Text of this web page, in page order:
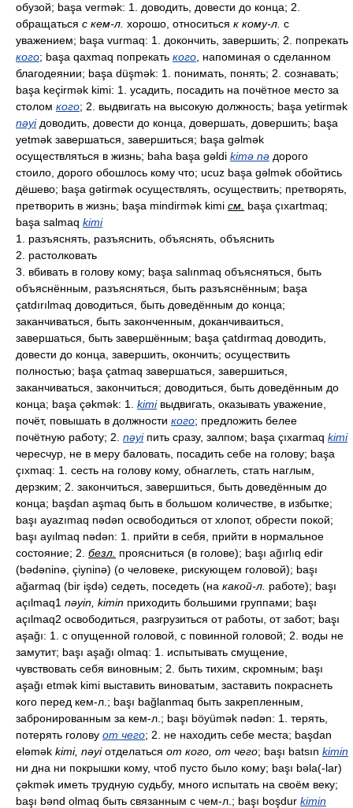
обузой; başa vermək: 1. доводить, довести до конца; 2.
обращаться с кем-л. хорошо, относиться к кому-л. с
уважением; başa vurmaq: 1. докончить, завершить; 2. попрекать
кого; başa qaxmaq попрекать кого , напоминая о сделанном
благодеянии; başa düşmək: 1. понимать, понять; 2. сознавать;
başa keçirmək kimi: 1. усадить, посадить на почётное место за
столом кого; 2. выдвигать на высокую должность; başa yetirmək
nəyiдоводить, довести до конца, довершать, довершить; başa
yetmək завершаться, завершиться; başa gəlmək
осуществляться в жизнь; baha başa gəldi kimə nə дорого
стоило, дорого обошлось кому что; ucuz başa gəlmək обойтись
дёшево; başa gətirmək осуществлять, осуществить; претворять,
претворить в жизнь; başa mindirmək kimi см. başa çıxartmaq;
başa salmaq kimi
1. разъяснять, разъяснить, объяснять, объяснить
2. растолковать
3. вбивать в голову кому; başa salınmaq объясняться, быть
объяснённым, разъясняться, быть разъяснённым; başa
çatdırılmaq доводиться, быть доведённым до конца;
заканчиваться, быть законченным, доканчиваиться,
завершаться, быть завершённым; başa çatdırmaq доводить,
довести до конца, завершить, окончить; осуществить
полностью; başa çatmaq завершаться, завершиться,
заканчиваться, закончиться; доводиться, быть доведённым до
конца; başa çəkmək: 1. kimiвыдвигать, оказывать уважение,
почёт, повышать в должности кого; предложить белее
почётную работу; 2. nəyiпить сразу, залпом; başa çıxarmaq kimi
чересчур, не в меру баловать, посадить себе на голову; başa
çıxmaq: 1. сесть на голову кому, обнаглеть, стать наглым,
дерзким; 2. закончиться, завершиться, быть доведённым до
конца; başdan aşmaq быть в большом количестве, в избытке;
başı ayazımaq nədən освободиться от хлопот, обрести покой;
başı ayılmaq nədən: 1. прийти в себя, прийти в нормальное
состояние; 2. безл. проясниться (в голове); başı ağırlıq edir
(bədəninə, çiyninə) (о человеке, рискующем головой); başı
ağarmaq (bir işdə) седеть, поседеть (на какой-л. работе); başı
açılmaq1 nəyin, kimin приходить большими группами; başı
açılmaq2 освободиться, разгрузиться от работы, от забот; başı
aşağı: 1. с опущенной головой, с повинной головой; 2. воды не
замутит; başı aşağı olmaq: 1. испытывать смущение,
чувствовать себя виновным; 2. быть тихим, скромным; başı
aşağı etmək kimi выставить виноватым, заставить покраснеть
кого перед кем-л.; başı bağlanmaq быть закрепленным,
забронированным за кем-л.; başı böyümək nədən: 1. терять,
потерять голову от чего; 2. не находить себе места; başdan
eləmək kimi, nəyiотделаться от кого, от чего; başı batsın kimin
ни дна ни покрышки кому, чтоб пусто было кому; başı bəla(-lar)
çəkmək иметь трудную судьбу, много испытать на своём веку;
başı bənd olmaq быть связанным с чем-л.; başı boşdur kimin